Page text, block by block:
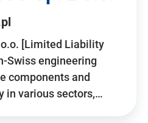
o.o. [Limited Liability
Swiss engineering
components and
in various sectors,…